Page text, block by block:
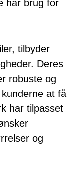
har brug for
tilbyder
Deres
robuste og
at få
har tilpasset
og